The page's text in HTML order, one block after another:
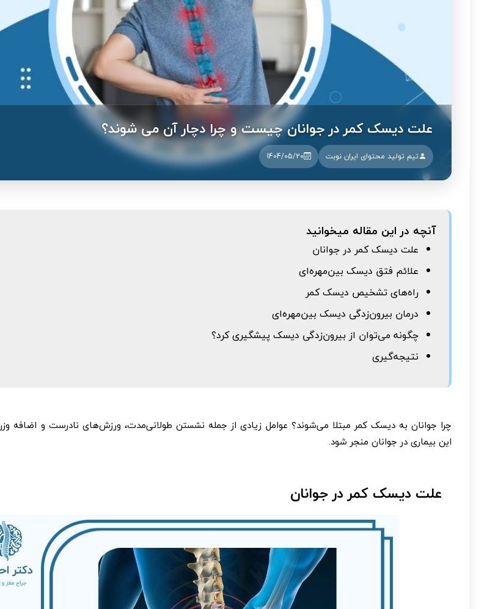
علت دیسک کمر در جوانان چیست و چرا دچار آن می شوند؟
تیم تولید محتوای ایران نوبت 1404/05/20
آنچه در این مقاله میخوانید
علت دیسک کمر در جوانان
علائم فتق دیسک بین‌مهره‌ای
راه‌های تشخیص دیسک کمر
درمان بیرون‌زدگی دیسک بین‌مهره‌ای
چگونه می‌توان از بیرون‌زدگی دیسک پیشگیری کرد؟
نتیجه‌گیری
چرا جوانان به دیسک کمر مبتلا می‌شوند؟ عوامل زیادی از جمله نشستن طولانی‌مدت، ورزش‌های نادرست و اضافه وزن
این بیماری در جوانان منجر شود.
علت دیسک کمر در جوانان